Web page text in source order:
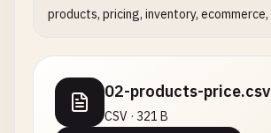
products, pricing, inventory,
02-products-price.csv
CSV · 321 B